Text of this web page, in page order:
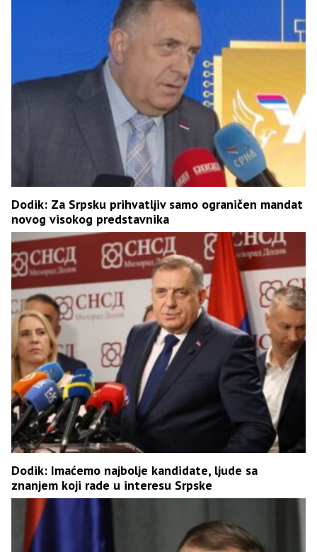
Dodik: Za Srpsku prihvatljiv samo ograničen mandat
novog visokog predstavnika
Dodik: Imaćemo najbolje kandidate, ljude sa
znanjem koji rade u interesu Srpske